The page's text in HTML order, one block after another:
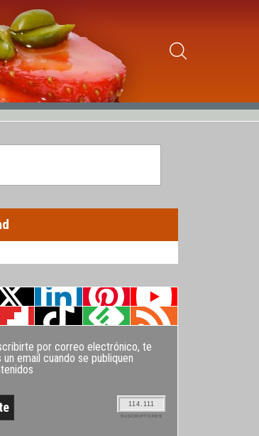
por correo electrónico, te
un email cuando se publiquen
114.111
SUSCRIPTORES